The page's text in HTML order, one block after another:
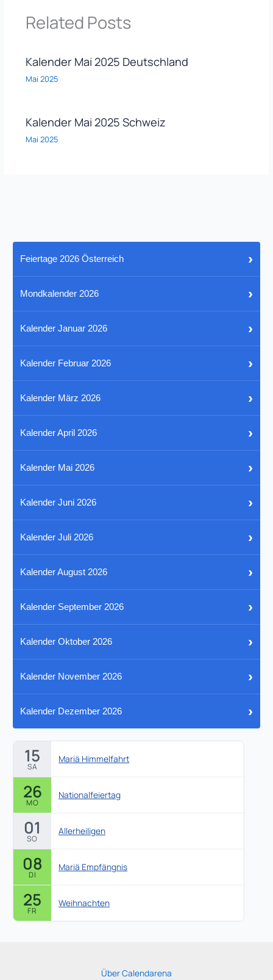
Related Posts
Kalender Mai 2025 Deutschland
Mai 2025
Kalender Mai 2025 Schweiz
Mai 2025
Feiertage 2026 Österreich ›
Mondkalender 2026 ›
Kalender Januar 2026 ›
Kalender Februar 2026 ›
Kalender März 2026 ›
Kalender April 2026 ›
Kalender Mai 2026 ›
Kalender Juni 2026 ›
Kalender Juli 2026 ›
Kalender August 2026 ›
Kalender September 2026 ›
Kalender Oktober 2026 ›
Kalender November 2026 ›
Kalender Dezember 2026 ›
15
SA
Mariä Himmelfahrt
26
MO
Nationalfeiertag
01
SO
Allerheiligen
08
DI
Mariä Empfängnis
25
FR
Weihnachten
Über Calendarena